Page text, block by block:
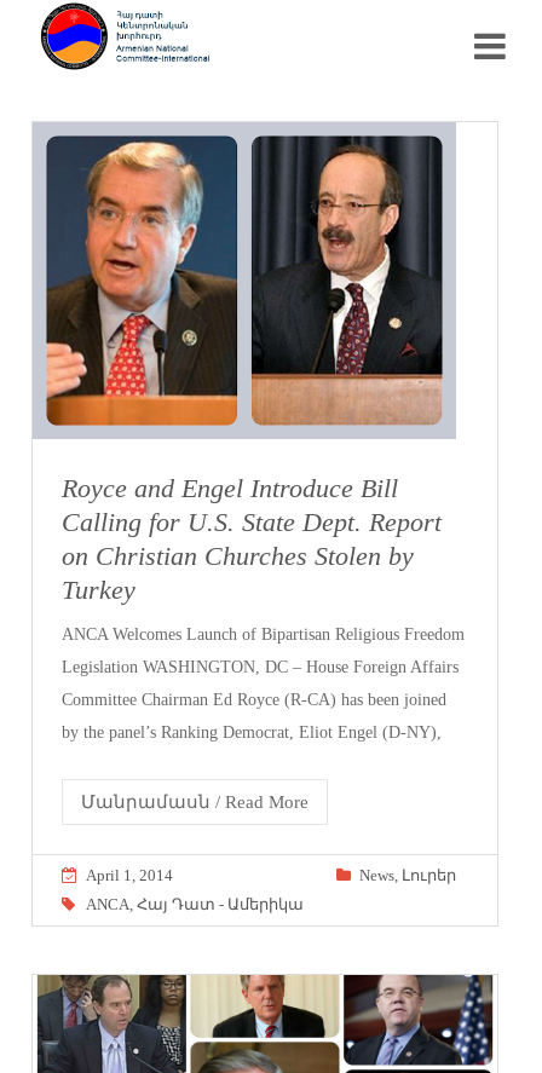
Royce and Engel Introduce Bill
Calling for U.S. State Dept. Report
on Christian Churches Stolen by
Turkey
ANCA Welcomes Launch of Bipartisan Religious Freedom
Legislation WASHINGTON, DC – House Foreign Affairs
Committee Chairman Ed Royce (R-CA) has been joined
by the panel’s Ranking Democrat, Eliot Engel (D-NY),
Մանրամասն / Read More
April 1, 2014 News, Լուրեր
ANCA ,Հայ Դատ - Ամերիկա